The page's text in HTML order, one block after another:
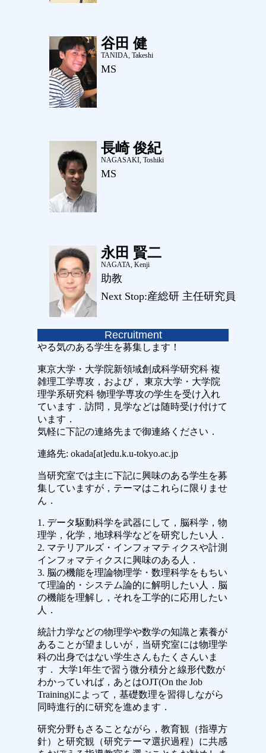
谷田 健
TANIDA, Takeshi
MS
長崎 俊紀
NAGASAKI, Toshiki
MS
永田 賢二
NAGATA, Kenji
助教
Next Stop:産総研 主任研究員
Recruitment
やる気のある学生を募集します！
東京大学・大学院新領域創成科学研究科 複
雑理工学専攻，および， 東京大学・大学院
理学系研究科 物理学専攻の学生を受け入れ
ています．訪問，見学などは随時受け付けて
います．
気軽に下記の連絡先まで御連絡ください．
連絡先: okada[at]edu.k.u-tokyo.ac.jp
当研究室では主に下記に興味のある学生を募
集していますが，テーマはこれらに限りませ
ん．
1. データ駆動科学を武器にして，脳科学，物
理学，化学，地球科学などを研究したい人．
2. マテリアルズ・インフォマティクスや計測
インフォマティクスに興味のある人．
3. 脳の機能を理論物理学・数理科学をもちい
て理論的・システム論的に解明したい人．脳
の機能を理解し，それを工学的に応用したい
人．
統計力学などの物理学や数学の知識と素養が
あることが望ましいが，当研究室には物理学
科の出身ではない学生さんもたくさんいま
す． 大学1年生で習う微分積分と線形代数が
わかっていれば，あとはOJT(On the Job
Training)によって，基礎数理を習得しながら
同時進行的に研究を進めます．
研究分野もさることながら，教育観（指導方
針）と研究観（研究テーマ選択過程）に共感